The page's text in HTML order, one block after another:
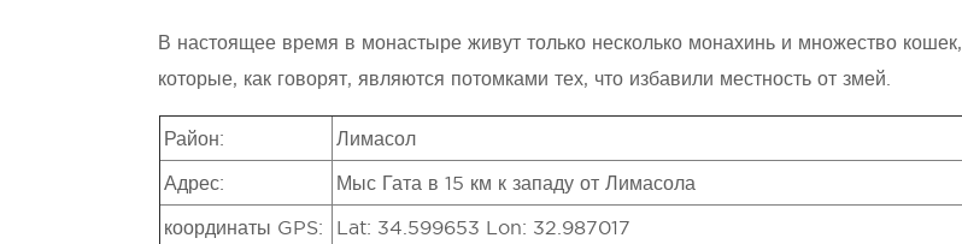
В настоящее время в монастыре живут только несколько монахинь и множество кошек,
которые, как говорят, являются потомками тех, что избавили местность от змей.
Район: Лимасол
Адрес: Мыс Гата в 15 км к западу от Лимасола
координаты GPS: Lat: 34.599653 Lon: 32.987017